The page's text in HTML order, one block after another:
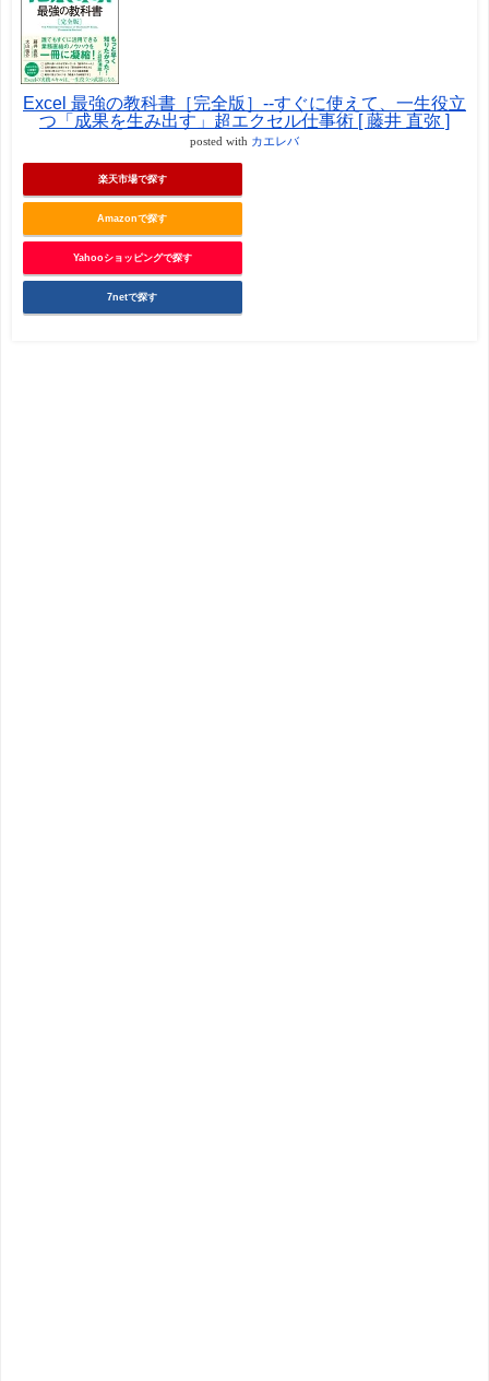
Excel 最強の教科書［完全版］--すぐに使えて、一生役立
つ「成果を生み出す」超エクセル仕事術 [ 藤井 直弥 ]
posted with カエレバ
楽天市場で探す
Amazonで探す
Yahooショッピングで探す
7netで探す